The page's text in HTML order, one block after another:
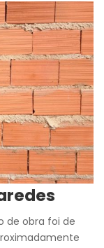
de obra foi de